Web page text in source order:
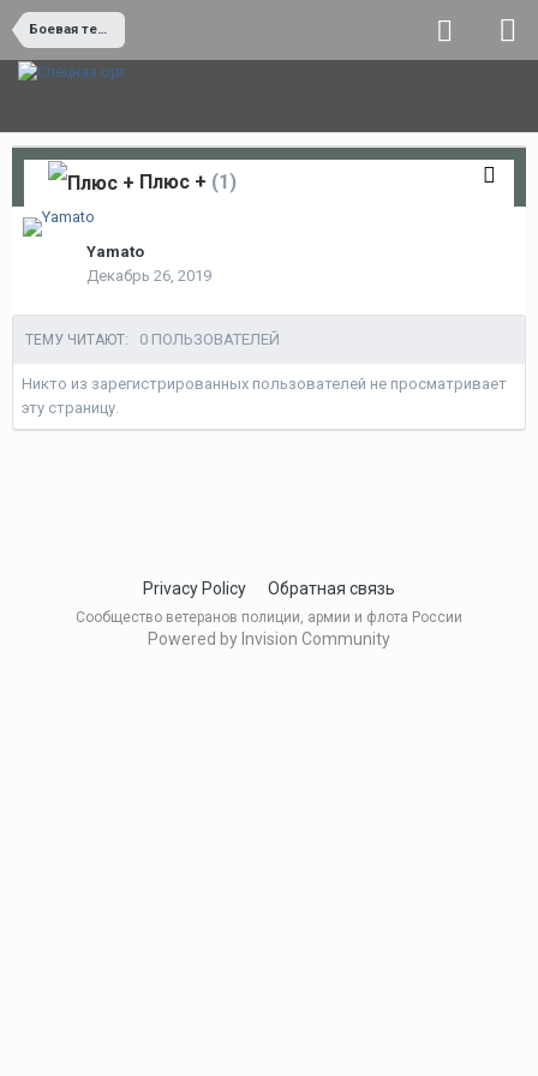
Боевая техника
Плюс + (1)
Yamato
Декабрь 26, 2019
ТЕМУ ЧИТАЮТ: 0 ПОЛЬЗОВАТЕЛЕЙ
Никто из зарегистрированных пользователей не просматривает
эту страницу.
Privacy Policy Обратная связь
Сообщество ветеранов полиции, армии и флота России
Powered by Invision Community